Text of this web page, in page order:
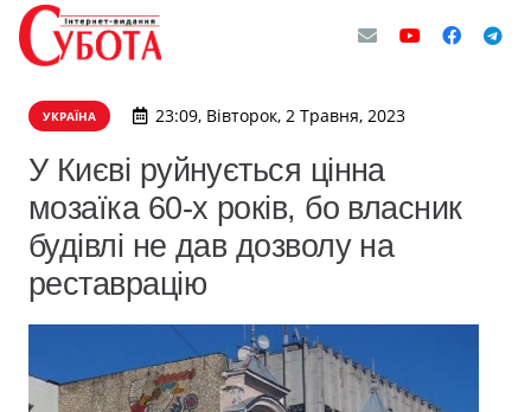
УКРАЇНА 23:09, Вівторок, 2 Травня, 2023
У Києві руйнується цінна
мозаїка 60-х років, бо власник
будівлі не дав дозволу на
реставрацію